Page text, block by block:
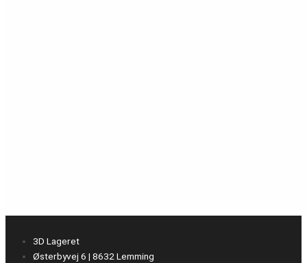
3D Lageret
Østerbyvej 6 | 8632 Lemming